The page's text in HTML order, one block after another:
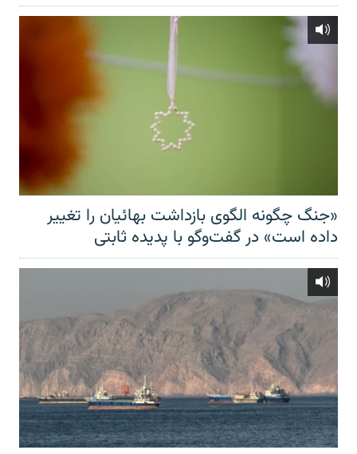
«جنگ چگونه الگوی بازداشت بهائیان را تغییر
داده است» در گفت‌وگو با پدیده ثابتی